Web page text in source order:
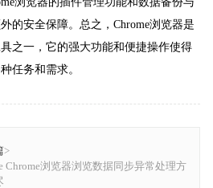
的安全保障。总之，Chrome浏览器是
之一，它的强大功能和便捷操作使得
任务和需求。
>
Chrome浏览器浏览数据同步异常处理方